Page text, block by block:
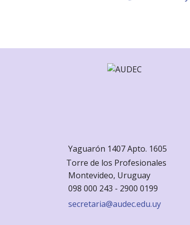
Yaguarón 1407 Apto. 1605
Torre de los Profesionales
Montevideo, Uruguay
098 000 243 - 2900 0199
secretaria@audec.edu.uy